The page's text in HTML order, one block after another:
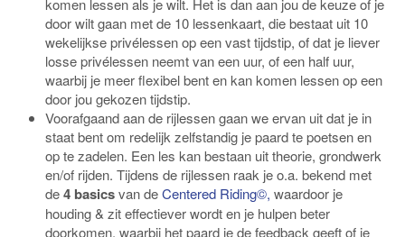
door wilt gaan met de 10 lessenkaart, die bestaat uit 10
wekelijkse privélessen op een vast tijdstip, of dat je liever
losse privélessen neemt van een uur, of een half uur,
waarbij je meer flexibel bent en kan komen lessen op een
door jou gekozen tijdstip.
Voorafgaand aan de rijlessen gaan we ervan uit dat je in
staat bent om redelijk zelfstandig je paard te poetsen en
op te zadelen. Een les kan bestaan uit theorie, grondwerk
en/of rijden. Tijdens de rijlessen raak je o.a. bekend met
de4 basicsvan deCentered Riding©, waardoor je
houding & zit effectiever wordt en je hulpen beter
doorkomen, waarbij het paard je de feedback geeft of je